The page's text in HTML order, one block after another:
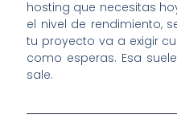
hosting que necesitas
el nivel de rendimiento,
tu proyecto va a exigir
como esperas. Esa
sale.